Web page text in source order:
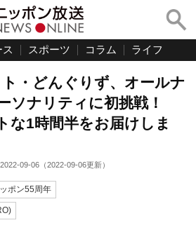
スポーツ コラム ライフ
・どんぐりず、オールナ
ソナリティに初挑戦！
な1時間半をお届けしま
2022-09-06 （2022-09-06更新）
ポン55周年